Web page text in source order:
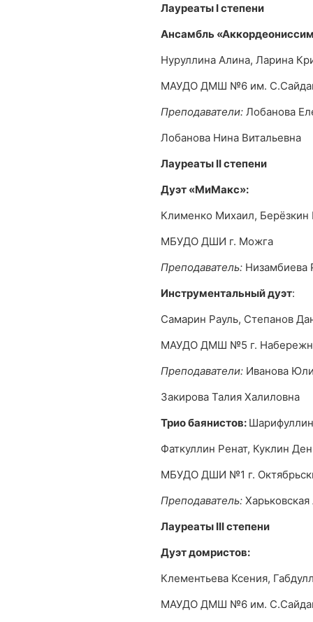
Лауреаты Iстепени
Ансамбль
Нуруллина Алина, Ларина
МАУДО ДМШ №6 им.
Преподаватели: Лобанова
Лобанова Нина Витальевна
Лауреаты IIстепени
Дуэт «МиМакс»:
Клименко Михаил,
МБУДО ДШИ г. Можга
Преподаватель: Низамбиева
Инструментальный дуэт:
Самарин Рауль, Степанов
МАУДО ДМШ №5 г.
Преподаватели: Иванова
Закирова Талия Халиловна
Трио баянистов:
Фаткуллин Ренат, Куклин
МБУДО ДШИ №1 г.
Преподаватель:
Лауреаты IIIстепени
Дуэт домристов:
Клементьева Ксения,
МАУДО ДМШ №6 им.